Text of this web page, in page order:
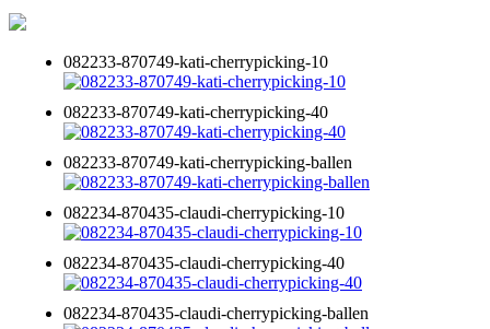
082233-870749-kati-cherrypicking-10
082233-870749-kati-cherrypicking-40
082233-870749-kati-cherrypicking-ballen
082234-870435-claudi-cherrypicking-10
082234-870435-claudi-cherrypicking-40
082234-870435-claudi-cherrypicking-ballen